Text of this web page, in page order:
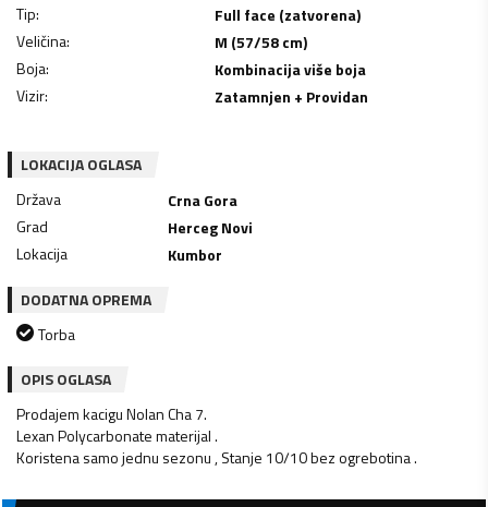
Tip:
Full face (zatvorena)
Veličina:
M (57/58 cm)
Boja:
Kombinacija više boja
Vizir: Zatamnjen + Providan
LOKACIJA OGLASA
Država
Crna Gora
Grad
Herceg Novi
Lokacija
Kumbor
DODATNA OPREMA
Torba
OPIS OGLASA
Prodajem kacigu Nolan Cha 7.
Lexan Polycarbonate materijal .
Koristena samo jednu sezonu , Stanje 10/10 bez ogrebotina .